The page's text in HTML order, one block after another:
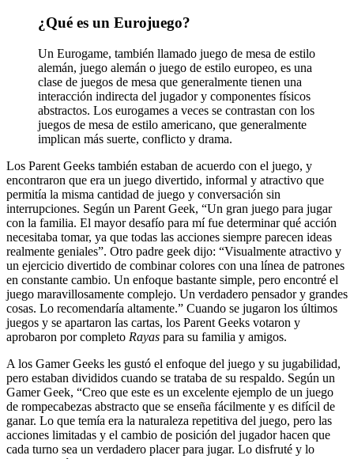
¿Qué es un Eurojuego?
Un Eurogame, también llamado juego de mesa de estilo
alemán, juego alemán o juego de estilo europeo, es una
clase de juegos de mesa que generalmente tienen una
interacción indirecta del jugador y componentes físicos
abstractos. Los eurogames a veces se contrastan con los
juegos de mesa de estilo americano, que generalmente
implican más suerte, conflicto y drama.
Los Parent Geeks también estaban de acuerdo con el juego, y
encontraron que era un juego divertido, informal y atractivo que
permitía la misma cantidad de juego y conversación sin
interrupciones. Según un Parent Geek, “Un gran juego para jugar
con la familia. El mayor desafío para mí fue determinar qué acción
necesitaba tomar, ya que todas las acciones siempre parecen ideas
realmente geniales”. Otro padre geek dijo: “Visualmente atractivo y
un ejercicio divertido de combinar colores con una línea de patrones
en constante cambio. Un enfoque bastante simple, pero encontré el
juego maravillosamente complejo. Un verdadero pensador y grandes
cosas. Lo recomendaría altamente.” Cuando se jugaron los últimos
juegos y se apartaron las cartas, los Parent Geeks votaron y
aprobaron por completo Rayas para su familia y amigos.
A los Gamer Geeks les gustó el enfoque del juego y su jugabilidad,
pero estaban divididos cuando se trataba de su respaldo. Según un
Gamer Geek, “Creo que este es un excelente ejemplo de un juego
de rompecabezas abstracto que se enseña fácilmente y es difícil de
ganar. Lo que temía era la naturaleza repetitiva del juego, pero las
acciones limitadas y el cambio de posición del jugador hacen que
cada turno sea un verdadero placer para jugar. Lo disfruté y lo